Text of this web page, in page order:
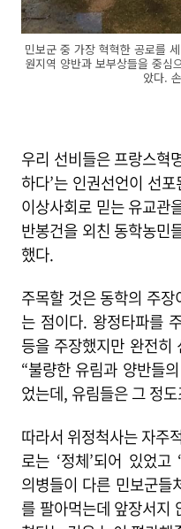
민보군 중 가장 혁혁한 공로를
원지역 양반과 보부상들을 중심
았다.
우리 선비들은 프랑스혁
하다’는 인권선언이 선
이상사회로 믿는 유교관
반봉건을 외친 동학농민
했다.
주목할 것은 동학의 주
는 점이다. 왕정타파를
등을 주장했지만 완전히
“불량한 유림과 양반들
었는데, 유림들은 그 정
따라서 위정척사는 자주
로는 ‘정체’되어 있었고
의병들이 다른 민보군들
를 팔아먹는데 앞장서지